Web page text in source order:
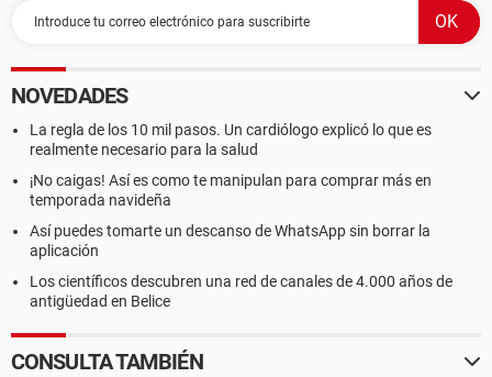
NOVEDADES
La regla de los 10 mil pasos. Un cardiólogo explicó lo que es
realmente necesario para la salud
¡No caigas! Así es como te manipulan para comprar más en
temporada navideña
Así puedes tomarte un descanso de WhatsApp sin borrar la
aplicación
Los científicos descubren una red de canales de 4.000 años de
antigüedad en Belice
CONSULTA TAMBIÉN